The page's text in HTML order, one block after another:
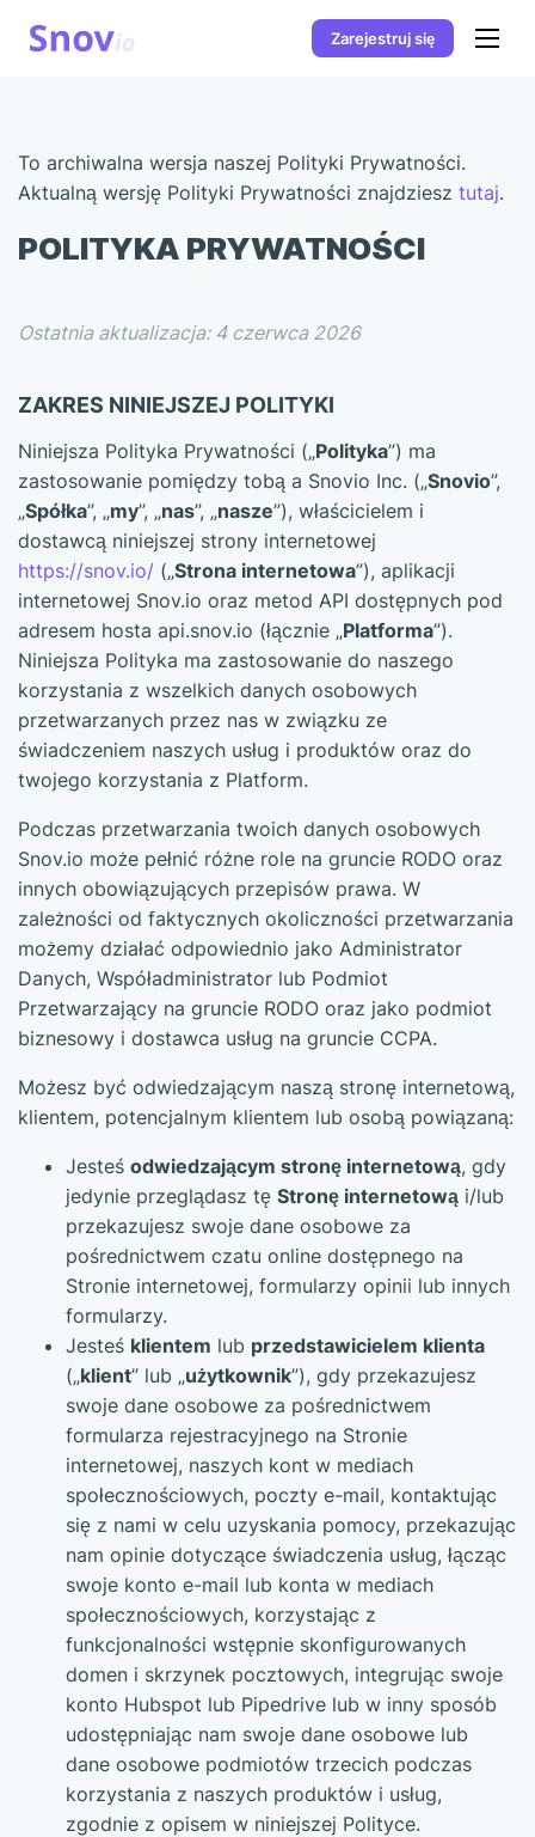
Zarejestruj się
To archiwalna wersja naszej Polityki Prywatności.
Aktualną wersję Polityki Prywatności znajdziesz tutaj.
POLITYKA PRYWATNOŚCI
Ostatnia aktualizacja: 4 czerwca 2026
ZAKRES NINIEJSZEJ POLITYKI
Niniejsza Polityka Prywatności („Polityka”) ma
zastosowanie pomiędzy tobą a Snovio Inc. („Snovio”,
„Spółka”, „my”, „nas”, „nasze”), właścicielem i
dostawcą niniejszej strony internetowej
https://snov.io/ („Strona internetowa”), aplikacji
internetowej Snov.io oraz metod API dostępnych pod
adresem hosta api.snov.io (łącznie „Platforma”).
Niniejsza Polityka ma zastosowanie do naszego
korzystania z wszelkich danych osobowych
przetwarzanych przez nas w związku ze
świadczeniem naszych usług i produktów oraz do
twojego korzystania z Platform.
Podczas przetwarzania twoich danych osobowych
Snov.io może pełnić różne role na gruncie RODO oraz
innych obowiązujących przepisów prawa. W
zależności od faktycznych okoliczności przetwarzania
możemy działać odpowiednio jako Administrator
Danych, Współadministrator lub Podmiot
Przetwarzający na gruncie RODO oraz jako podmiot
biznesowy i dostawca usług na gruncie CCPA.
Możesz być odwiedzającym naszą stronę internetową,
klientem, potencjalnym klientem lub osobą powiązaną:
Jesteś odwiedzającym stronę internetową, gdy
jedynie przeglądasz tę Stronę internetową i/lub
przekazujesz swoje dane osobowe za
pośrednictwem czatu online dostępnego na
Stronie internetowej, formularzy opinii lub innych
formularzy.
Jesteś klientem lub przedstawicielem klienta
(„klient” lub „użytkownik”), gdy przekazujesz
swoje dane osobowe za pośrednictwem
formularza rejestracyjnego na Stronie
internetowej, naszych kont w mediach
społecznościowych, poczty e-mail, kontaktując
się z nami w celu uzyskania pomocy, przekazując
nam opinie dotyczące świadczenia usług, łącząc
swoje konto e-mail lub konta w mediach
społecznościowych, korzystając z
funkcjonalności wstępnie skonfigurowanych
domen i skrzynek pocztowych, integrując swoje
konto Hubspot lub Pipedrive lub w inny sposób
udostępniając nam swoje dane osobowe lub
dane osobowe podmiotów trzecich podczas
korzystania z naszych produktów i usług,
zgodnie z opisem w niniejszej Polityce.